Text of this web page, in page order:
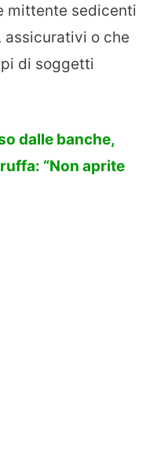
mittente sedicenti
o che
di soggetti
dalle banche,
“Non aprite